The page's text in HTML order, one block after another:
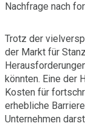
Nachfrage nach
Trotz der
der Markt für
könnten. Eine der
Kosten für
erhebliche
Unternehmen